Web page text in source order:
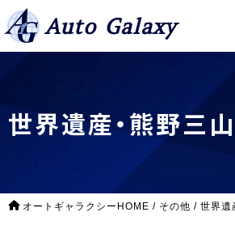
Auto Galaxy
世界遺産・熊野三
オートギャラクシーHOME / その他 / 世界遺